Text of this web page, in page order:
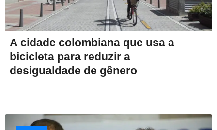
A cidade colombiana que usa a
bicicleta para reduzir a
desigualdade de gênero